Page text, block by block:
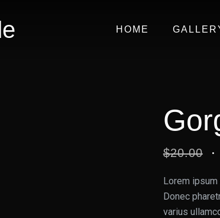
HOME
$20.00
Lorem
Donec
varius